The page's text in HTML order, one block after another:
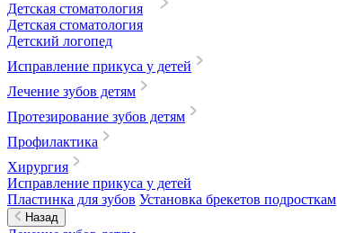
Детская стоматология
Детская стоматология
Детский логопед
Исправление прикуса у детей
Лечение зубов детям
Протезирование зубов детям
Профилактика
Хирургия
Исправление прикуса у детей
Пластинка для зубов Установка брекетов подросткам
Назад